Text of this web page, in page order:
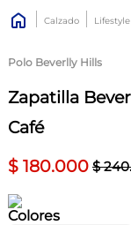
Calzado Lifestyle
Polo Beverlly Hills
Zapatilla
Café
$ 180.000 $ 240.
Colores